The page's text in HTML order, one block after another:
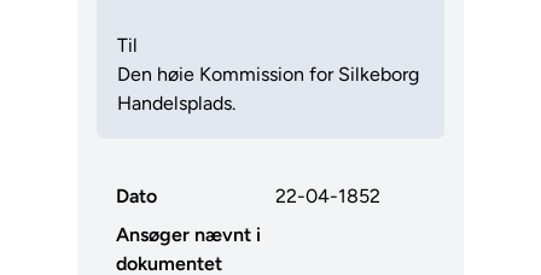
Til
Den høie Kommission for Silkeborg
Handelsplads.
Dato
22-04-1852
Ansøger nævnt i
dokumentet